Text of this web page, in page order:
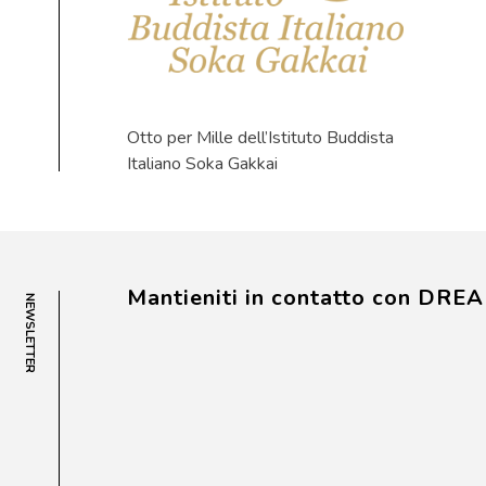
Otto per Mille dell’Istituto Buddista
Italiano Soka Gakkai
NEWSLETTER Mantieniti in contatto con